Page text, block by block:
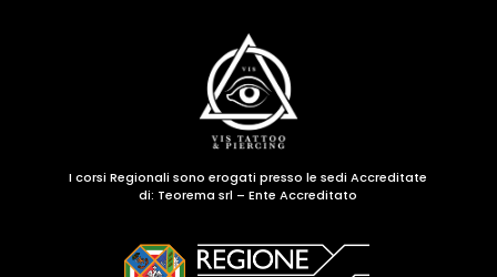
I corsi Regionali sono erogati presso le sedi Accreditate
di: Teorema srl – Ente Accreditato